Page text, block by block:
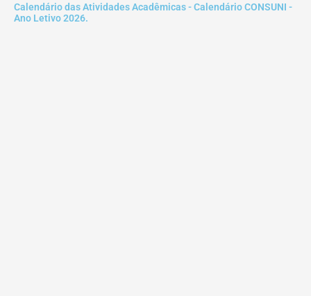
Calendário das Atividades Acadêmicas - Calendário CONSUNI -
Ano Letivo 2026.